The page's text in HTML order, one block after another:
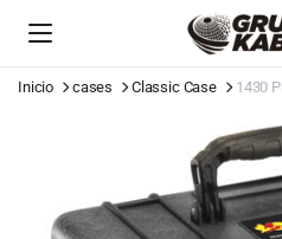
Inicio cases Classic Case 1430